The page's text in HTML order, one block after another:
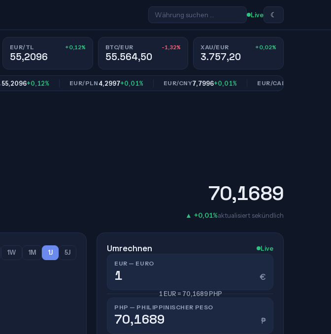
Live ☾
EUR/TL +0,12%
55,2096
BTC/EUR -1,32%
55.564,50
XAU/EUR +0,02%
3.757,20
+0,12% EUR/PLN4,2997+0,01% EUR/CNY7,7996+0,01% EUR/CAD1,6114
70,1689
▲ +0,01%aktualisiert sekündlich
1W 1M 1J 5J Umrechnen Live
EUR — EURO
€
1 EUR = 70,1689 PHP
PHP — PHILIPPINISCHER PESO
₱